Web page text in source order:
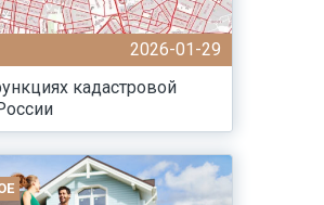
2026-01-29
кадастровой